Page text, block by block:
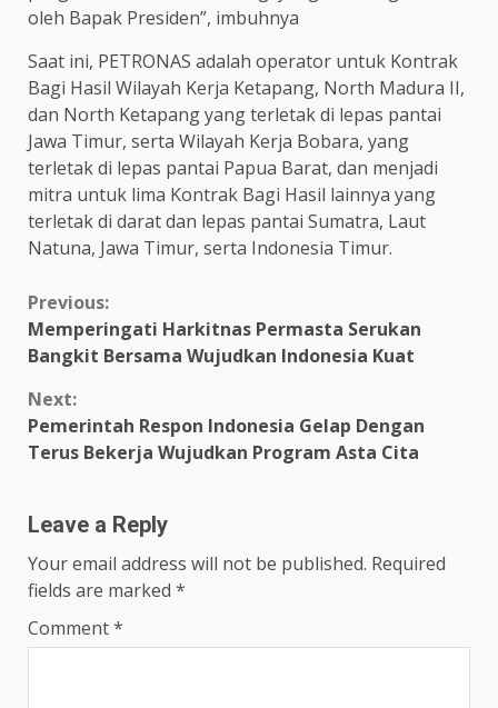
oleh Bapak Presiden”, imbuhnya
Saat ini, PETRONAS adalah operator untuk Kontrak
Bagi Hasil Wilayah Kerja Ketapang, North Madura II,
dan North Ketapang yang terletak di lepas pantai
Jawa Timur, serta Wilayah Kerja Bobara, yang
terletak di lepas pantai Papua Barat, dan menjadi
mitra untuk lima Kontrak Bagi Hasil lainnya yang
terletak di darat dan lepas pantai Sumatra, Laut
Natuna, Jawa Timur, serta Indonesia Timur.
Continue
Reading
Previous:
Memperingati Harkitnas Permasta Serukan
Bangkit Bersama Wujudkan Indonesia Kuat
Next:
Pemerintah Respon Indonesia Gelap Dengan
Terus Bekerja Wujudkan Program Asta Cita
Leave a Reply
Your email address will not be published. Required
fields are marked *
Comment*